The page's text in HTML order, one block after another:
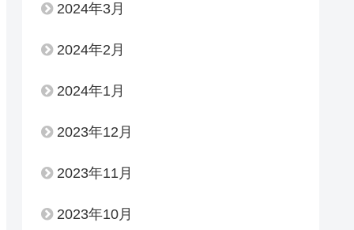
2024年3月
2024年2月
2024年1月
2023年12月
2023年11月
2023年10月